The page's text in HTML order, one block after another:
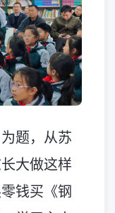
题，从苏
大做这样
钱买《钢